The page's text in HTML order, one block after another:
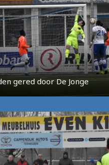
gered door De Jonge